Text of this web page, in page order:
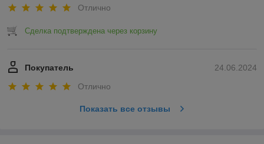
Отлично
Сделка подтверждена через корзину
24.06.2024
Покупатель
Отлично
Показать все отзывы